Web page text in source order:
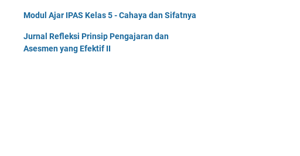
Modul Ajar IPAS Kelas 5 - Cahaya dan Sifatnya
Jurnal Refleksi Prinsip Pengajaran dan
Asesmen yang Efektif II